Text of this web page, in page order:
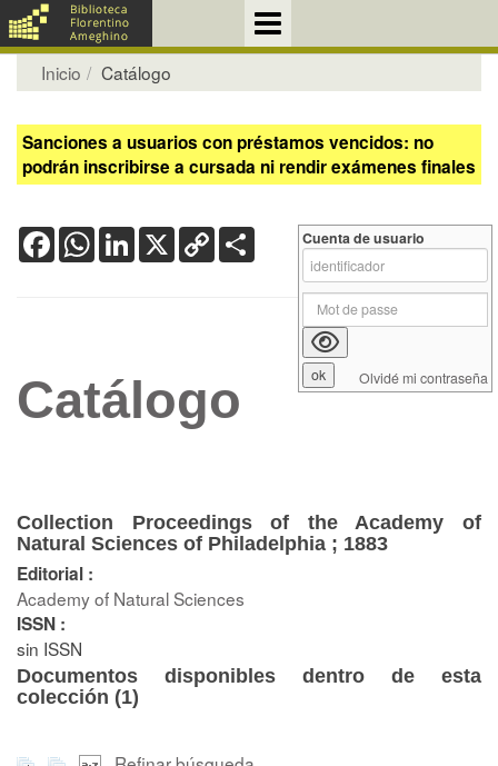
Inicio Catálogo
Sanciones a usuarios con préstamos vencidos: no
podrán inscribirse a cursada ni rendir exámenes finales
FacebookWhatsApp
LinkedIn
X Copy
Link
Catálogo
Collection Proceedings of the Academy of
Natural Sciences of Philadelphia ; 1883
Editorial :
Academy of Natural Sciences
ISSN :
sin ISSN
Documentos disponibles dentro de esta
colección (1)
Cuenta de usuario
Olvidé mi contraseña